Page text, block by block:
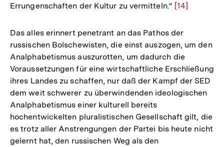
Errungenschaften der Kultur zu vermitteln.“ Zur
der
Fußnote
[14]
Das alles erinnert penetrant an das Pathos der
russischen Bolschewisten, die einst auszogen, um den
Analphabetismus auszurotten, um dadurch die
Voraussetzungen für eine wirtschaftliche Erschließung
ihres Landes zu schaffen, nur daß der Kampf der SED
dem weit schwerer zu überwindenden ideologischen
Analphabetismus einer kulturell bereits
hochentwickelten pluralistischen Gesellschaft gilt, die
es trotz aller Anstrengungen der Partei bis heute nicht
gelernt hat, den russischen Weg als den